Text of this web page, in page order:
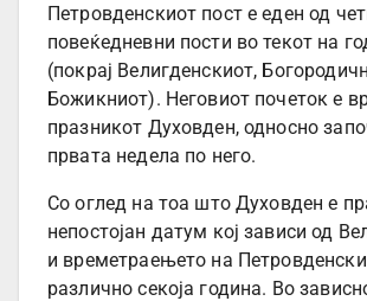
Петровденскиот пост е еден од
повеќедневни пости во текот на
(покрај Велигденскиот,
Божикниот). Неговиот почеток е
празникот Духовден, односно
првата недела по него.
Со оглед на тоа што Духовден е
непостојан датум кој зависи од
и времетраењето на
различно секоја година. Во